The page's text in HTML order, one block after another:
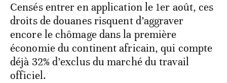
Censés entrer en application le 1er août, ces
droits de douanes risquent d’aggraver
encore le chômage dans la première
économie du continent africain, qui compte
déjà 32% d’exclus du marché du travail
officiel.